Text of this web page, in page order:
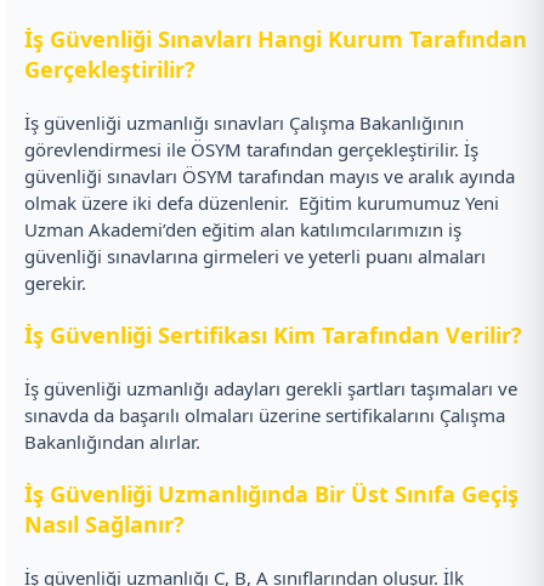
İş Güvenliği Sınavları Hangi Kurum Tarafından
Gerçekleştirilir?
İş güvenliği uzmanlığı sınavları Çalışma Bakanlığının
görevlendirmesi ile ÖSYM tarafından gerçekleştirilir. İş
güvenliği sınavları ÖSYM tarafından mayıs ve aralık ayında
olmak üzere iki defa düzenlenir. Eğitim kurumumuz Yeni
Uzman Akademi’den eğitim alan katılımcılarımızın iş
güvenliği sınavlarına girmeleri ve yeterli puanı almaları
gerekir.
İş Güvenliği Sertifikası Kim Tarafından Verilir?
İş güvenliği uzmanlığı adayları gerekli şartları taşımaları ve
sınavda da başarılı olmaları üzerine sertifikalarını Çalışma
Bakanlığından alırlar.
İş Güvenliği Uzmanlığında Bir Üst Sınıfa Geçiş
Nasıl Sağlanır?
İş güvenliği uzmanlığı C, B, A sınıflarından oluşur. İlk